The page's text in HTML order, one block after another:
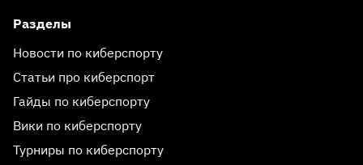
Разделы
Новости по киберспорту
Статьи про киберспорт
Гайды по киберспорту
Вики по киберспорту
Турниры по киберспорту